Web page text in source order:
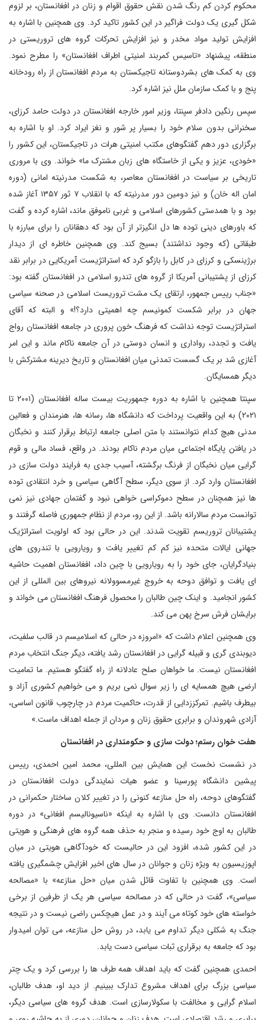
محکوم کردن کم رنگ شدن نقش حقوق اقوام و زنان در افغانستان، بر لزوم
شکل گیری یک دولت فراگیر در این کشور تاکید کرد. وی همچنین با اشاره به
افزایش تولید مواد مخدر و نیز افزایش تحرکات گروه های تروریستی در
منطقه، پیشنهاد «تاسیس کمربند امنیتی اطراف افغانستان» را مطرح نمود.
وی به کمک های بشردوستانه تاجیکستان به مردم افغانستان از راه رودخانه
پنج و با کمک سازمان ملل نیز اشاره کرد.
سپس رنگین دادفر سپنتا، وزیر امور خارجه افغانستان در دولت حامد کرزای،
سخنرانی بدون سلام خود را بسیار پر شور و نغز ایراد کرد. او با اشاره به
برگزاری دور دهم گفتگوهای مکتب امنیتی هرات در تاجیکستان، این کشور را
«خودی، عزیز و یکی از خاستگاه های زبان مشترک ما» خواند. وی با مروری
تاریخی بر سیاست در افغانستان معاصر، به شکست مدرنیته امانی (دوره
امان اله خان) و نیز دومین دور مدرنیته که با انقلاب ۷ ثور ۱۳۵۷ آغاز شده
بود و با همدستی کشورهای اسلامی و غربی ناموفق ماند، اشاره کرده و گفت
که باورهای دینی توده ها دل انگیزتر از آن بود که دهقانان را برای مبارزه با
طبقاتی (که وجود نداشتند) بسیج کند. وی همچنین خاطره ای از دیدار
برژینسکی و کرزای در کابل را بازگو کرد که استراتژیست آمریکایی در برابر نقد
کرزای از پشتیبانی آمریکا از گروه های تندرو اسلامی در افغانستان گفته بود:
«جناب رییس جمهور، ارتقای یک مشت تروریست اسلامی در صحنه سیاسی
جهان در برابر شکست کمونیسم چه اهمیتی دارد؟!» و البته که آقای
استراتژیست توجه نداشت که فرهنگ خون پروری در جامعه افغانستان رواج
یافت و تجدد، رواداری و انسان دوستی در آن جامعه ناکام ماند و این امر
آغازی شد بر یک گسست تمدنی میان افغانستان و تاریخ دیرینه مشترکش با
دیگر همسایگان.
سپنتا همچنین با اشاره به دوره جمهوریت بیست ساله افغانستان (۲۰۰۱ تا
۲۰۲۱) به این واقعیت پرداخت که دانشگاه ها، رسانه ها، هنرمندان و فعالین
مدنی هیچ کدام نتوانستند با متن اصلی جامعه ارتباط برقرار کنند و نخبگان
در یافتن پایگاه اجتماعی میان مردم ناکام بودند. در واقع، فساد مالی و قوم
گرایی میان نخبگان از فرنگ برگشته، آسیب جدی به فرایند دولت سازی در
افغانستان وارد کرد. از سوی دیگر، سطح آگاهی سیاسی و خرد انتقادی توده
ها نیز همچنان در سطح دموکراسی خواهی نبود و گفتمان جهادی نیز نمی
توانست مردم سالارانه باشد. از این رو، مردم از نظام جمهوری فاصله گرفتند و
پشتیبانان تروریسم تقویت شدند. این در حالی بود که اولویت استراتژیک
جهانی ایالات متحده نیز کم کم تغییر یافت و رویارویی با تندروی های
بنیادگرایان، جای خود را به رویارویی با چین داد، افغانستان اهمیت حاشیه
ای یافت و توافق دوحه به خروج غیرمسوولانه نیروهای بین المللی از این
کشور انجامید. و اینک چین طالبان را محصول فرهنگ افغانستان می خواند و
برایشان فرش سرخ پهن می کند.
وی همچنین اعلام داشت که «امروزه در حالی که اسلامیسم در قالب سلفیت،
دیوبندی گری و قبیله گرایی در افغانستان رشد یافته، دیگر جنگ انتخاب مردم
افغانستان نیست. ما خواهان صلح عادلانه از راه گفتگو هستیم. ما تمامیت
ارضی هیچ همسایه ای را زیر سوال نمی بریم و می خواهیم کشوری آزاد و
بیطرف باشیم. تمرکززدایی از قدرت، حاکمیت مردم در چارچوب قانون اساسی،
آزادی شهروندان و برابری حقوق زنان و مردان از جمله اهداف ماست.»
هفت خوان رستم؛ دولت سازی و حکومتداری در افغانستان
در نشست نخست این همایش بین المللی، محمد امین احمدی، رییس
پیشین دانشگاه پورسینا و عضو هیات نمایندگی دولت افغانستان در
گفتگوهای دوحه، راه حل منازعه کنونی را در تغییر کلان ساختار حکمرانی در
افغانستان دانست. وی با اشاره به اینکه «ناسیونالیسم افغانی» در دوره
طالبان به اوج خود رسیده و منجر به حذف همه گروه های فرهنگی و هویتی
در این کشور شده، افزود این در حالیست که خودآگاهی هویتی در میان
اپوزیسیون به ویژه زنان و جوانان در سال های اخیر افزایش چشمگیری یافته
است. وی همچنین با تفاوت قائل شدن میان «حل منازعه» با «مصالحه
سیاسی»، گفت در حالی که در مصالحه سیاسی هر یک از طرفین از برخی
خواسته های خود کوتاه می آیند و در عمل هیچکس راضی نیست و در نتیجه
جنگ به شکلی دیگر تداوم می یابد، در روش حل منازعه، می توان امیدوار
بود که جامعه به برقراری ثبات سیاسی دست یابد.
احمدی همچنین گفت که باید اهداف همه طرف ها را بررسی کرد و یک چتر
سیاسی بزرگ برای اهداف مشروع تدارک ببینیم. از دید او، هدف طالبان،
اسلام گرایی و مخالفت با سکولارسازی است. هدف گروه های سیاسی دیگر،